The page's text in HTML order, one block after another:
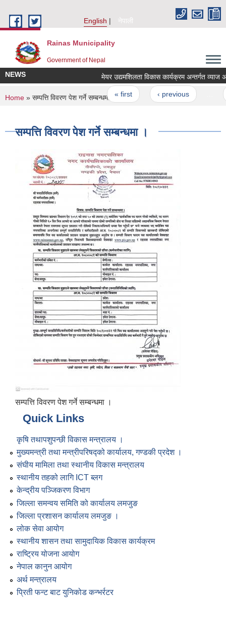
English
नेपाली
Rainas Municipality
Government of Nepal
NEWS मेयर उद्यमशिलता विकास कार्यक्रम अन्तर्गत व्याज
Pages
« first ‹ previous
You are here
Home » सम्पत्ति विवरण पेश गर्ने सम्बन्धमा ।
सम्पत्ति विवरण पेश गर्ने सम्बन्धमा ।
सम्पत्ति विवरण पेश गर्ने सम्बन्धमा ।
Quick Links
कृषि तथापशुपन्छी विकास मन्त्रालय ।
मुख्यमन्त्री तथा मन्त्रीपरिषद्को कार्यालय, गण्डकी प्रदेश ।
संघीय मामिला तथा स्थानीय विकास मन्त्रालय
स्थानीय तहको लागि ICT ब्लग
केन्द्रीय पञ्जिकरण विभाग
जिल्ला समन्वय समिति को कार्यालय लमजुङ
जिल्ला प्रशासन कार्यालय लमजुङ ।
लोक सेवा आयोग
स्थानीय शासन तथा सामुदायिक विकास कार्यक्रम
राष्ट्रिय योजना आयोग
नेपाल कानुन आयोग
अर्थ मन्त्रालय
प्रिती फन्ट बाट युनिकोड कन्भर्रटर